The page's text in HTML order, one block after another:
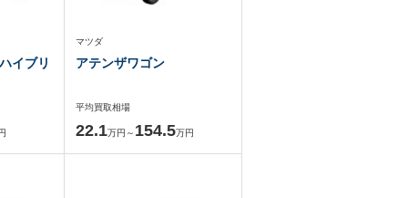
イブリ
マツダ
アテンザワゴン
平均買取相場
22.1万円～ 154.5万円